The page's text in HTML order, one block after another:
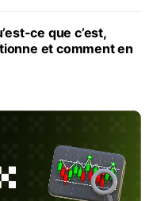
ce que c’est,
et comment en